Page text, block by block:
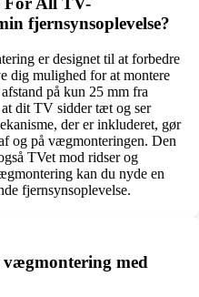
fjernsynsoplevelse?
er designet til at forbedre
dig mulighed for at montere
på kun 25 mm fra
dit TV sidder tæt og ser
der er inkluderet, gør
og på vægmonteringen. Den
TVet mod ridser og
kan du nyde en
fjernsynsoplevelse.
med